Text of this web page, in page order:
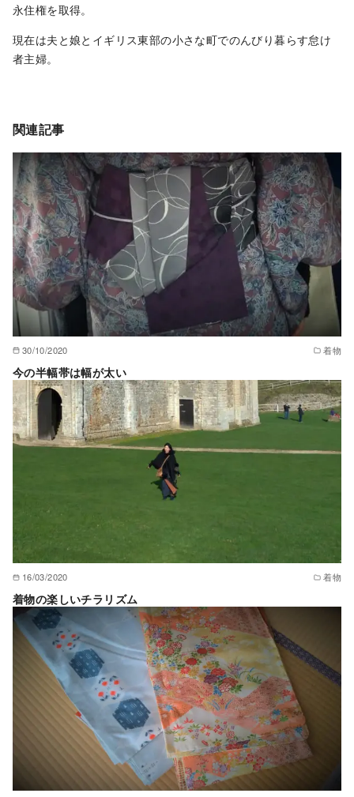
永住権を取得。
現在は夫と娘とイギリス東部の小さな町でのんびり暮らす怠け
者主婦。
関連記事
30/10/2020 着物
今の半幅帯は幅が太い
16/03/2020 着物
着物の楽しいチラリズム